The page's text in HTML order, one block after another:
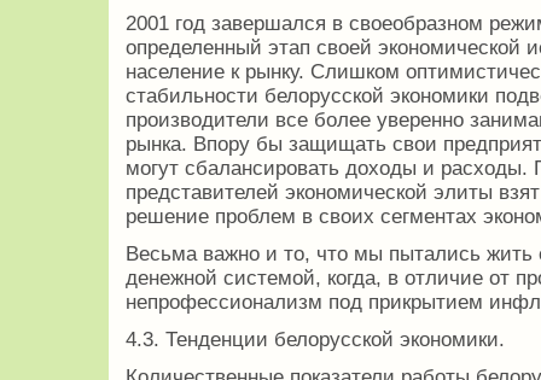
2001 год завершался в своеобразном
определенный этап своей экономической
население к рынку. Слишком
стабильности белорусской экономики
производители все более уверенно
рынка. Впору бы защищать свои
могут сбалансировать доходы и расходы.
представителей экономической элиты
решение проблем в своих сегментах
Весьма важно и то, что мы пытались
денежной системой, когда, в отличие от
непрофессионализм под прикрытием
4.3. Тенденции белорусской экономики.